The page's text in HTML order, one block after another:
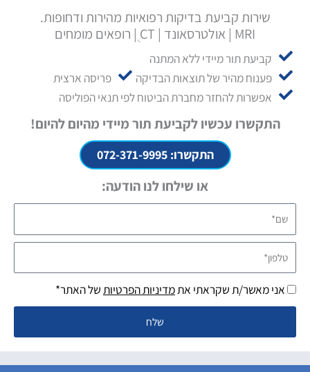
שירות קביעת בדיקות רפואיות מהירות ודחופות.
MRI | אולטרסאונד | CT ֻ| רופאים מומחים
קביעת תור מיידי ללא המתנה
פענוח מהיר של תוצאות הבדיקה
פריסה ארצית
אפשרות להחזר מחברת הביטוח לפי תנאי הפוליסה
התקשרו עכשיו לקביעת תור מיידי מהיום להיום!
התקשרו: 072-371-9995
או שילחו לנו הודעה:
טלפון*
אני מאשר/ת שקראתי אתמדיניות הפרטיותשל האתר*
שלח